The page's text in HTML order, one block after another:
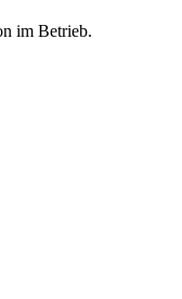
im Betrieb.